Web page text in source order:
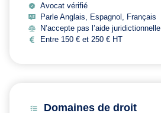
Avocat vérifié
Parle Anglais, Espagnol, Français
N’accepte pas l’aide juridictionnelle
Entre 150 € et 250 € HT
Domaines de droit